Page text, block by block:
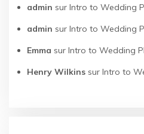
admin sur Intro to Wedding
admin sur Intro to Wedding
Emma sur Intro to Wedding
Henry Wilkins sur Intro to